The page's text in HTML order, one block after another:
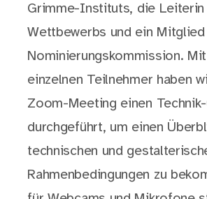
Grimme-Instituts, die Leiterin
Wettbewerbs und ein
Nominierungskommission.
einzelnen Teilnehmer haben
Zoom-Meeting einen
durchgeführt, um einen
technischen und
Rahmenbedingungen zu